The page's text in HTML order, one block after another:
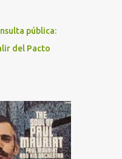
pública:
del Pacto